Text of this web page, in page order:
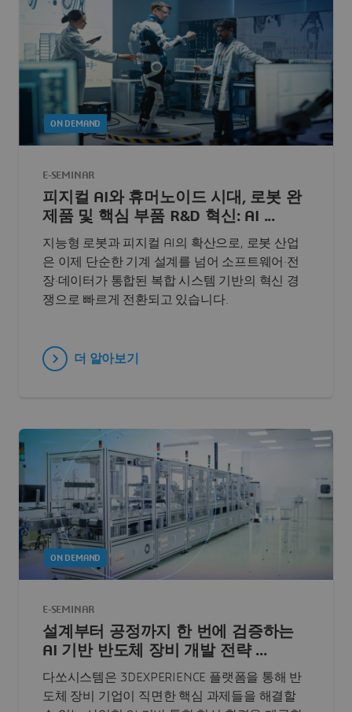
ON DEMAND
E-SEMINAR
피지컬 AI와 휴머노이드 시대, 로봇 완
제품 및 핵심 부품 R&D 혁신: AI ...
지능형 로봇과 피지컬 AI의 확산으로, 로봇 산업
은 이제 단순한 기계 설계를 넘어 소프트웨어·전
장·데이터가 통합된 복합 시스템 기반의 혁신 경
쟁으로 빠르게 전환되고 있습니다.
더 알아보기
ON DEMAND
E-SEMINAR
설계부터 공정까지 한 번에 검증하는
AI 기반 반도체 장비 개발 전략 ...
다쏘시스템은 3DEXPERIENCE 플랫폼을 통해 반
도체 장비 기업이 직면한 핵심 과제들을 해결할